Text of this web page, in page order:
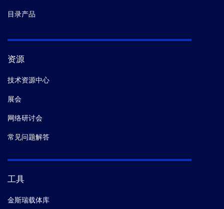
目录产品
资源
技术资源中心
展会
网络研讨会
常见问题解答
工具
金斯瑞载体库